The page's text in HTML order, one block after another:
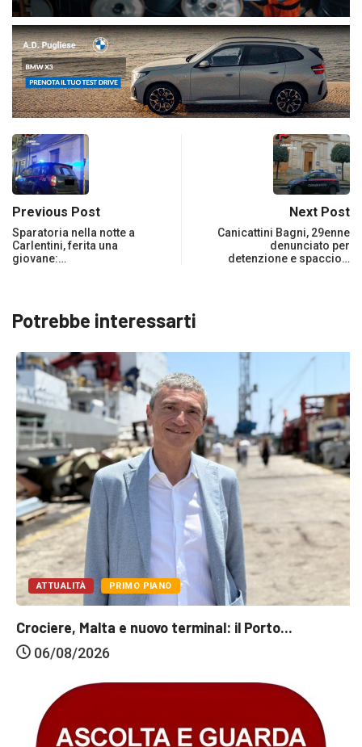
Previous Post
Sparatoria nella notte a
Carlentini, ferita una
giovane:…
Next Post
Canicattini Bagni, 29enne
denunciato per
detenzione e spaccio…
Potrebbe interessarti
ATTUALITÀ PRIMO PIANO
Crociere, Malta e nuovo terminal: il Porto...
06/08/2026